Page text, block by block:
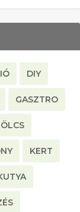
DIY
GASZTRO
KERT